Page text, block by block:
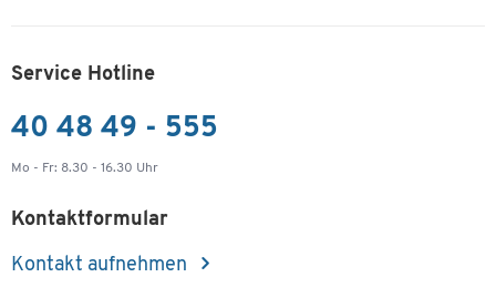
Service Hotline
40 48 49 - 555
Mo - Fr: 8.30 - 16.30 Uhr
Kontaktformular
Kontakt aufnehmen